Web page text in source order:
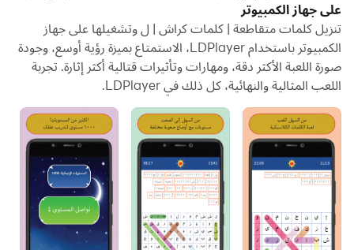
تشغيل كلمات متقاطعة | كلمات كراش | ل على جهاز الكمبيوتر،
يمكنك التصفح بوضوح على شاشة كبيرة، كما أن التحكم في
التطبيقات باستخدام الماوس ولوحة المفاتيح أسرع بكثير من لمس
الشاشة، ولن داعي للقلق أبدًا بشأن قوة جهازك.
بفضل ميزات المثيلات المتعددة والمزامنة، يمكنك أيضًا تشغيل
تطبيقات وحسابات متعددة على جهاز الكمبيوتر الخاص بك.
تعمل وظيفة نقل الملفات بين المحاكي والكمبيوتر على تسهيل
مشاركة الصور ومقاطع الفيديو والملفات.
قم بتنزيل كلمات متقاطعة | كلمات كراش | ل وتشغيله على جهاز
الكمبيوتر الآن واستمتع بالشاشة الكبيرة وجودة الصورة عالية
على جهاز الكمبيوتر
تنزيل كلمات متقاطعة | كلمات كراش | ل وتشغيلها على جهاز
الكمبيوتر باستخدام LDPlayer، الاستمتاع بميزة رؤية أوسع، وجودة
صورة اللعبة الأكثر دقة، ومهارات وتأثيرات قتالية أكثر إثارة. تجربة
اللعب المثالية والنهائية، كل ذلك في LDPlayer.